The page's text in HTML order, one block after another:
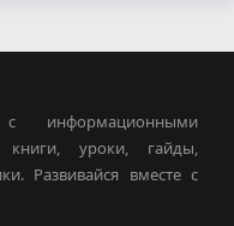
с информационными
книги, уроки, гайды,
Развивайся вместе с